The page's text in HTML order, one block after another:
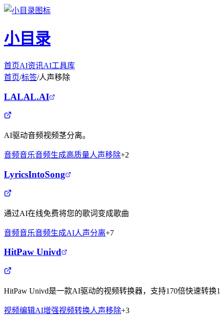
小目录
首页AI资讯AI工具库
首页/标签/人声移除
LALAL.AI
AI驱动音频视频茎分离。
音频音乐音频生成高质量人声移除+2
LyricsIntoSong
通过AI在线免费将您的歌词变成歌曲
音频音乐音频生成AI人声分离+7
HitPaw Univd
HitPaw Univd是一款AI驱动的视频转换器，支持170倍快速转
视频编辑AI增强视频转换人声移除+3